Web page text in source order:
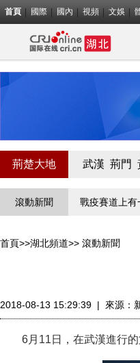
首頁 國際 國內 視頻 文娛
荊楚大地 武漢 荊門
滾動新聞
”線守門員 戰疫賽道上有一
首頁>>湖北頻道>> 滾動新聞
2018-08-13 15:29:39 | 來源：
6月11日，在武漢進行的